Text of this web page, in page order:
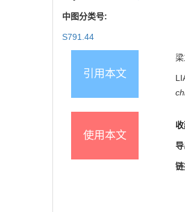
中图分类号:
S791.44
引用本文
使用本文